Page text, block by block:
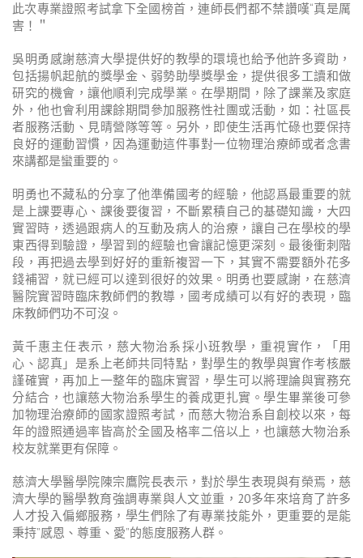
此次專業證照考試拿下全國榜首，連師長們都不禁讚嘆“真是厲
害！＂
吳明勇感謝慈濟大學提供好的教學的環境也給予他許多資助，
包括揚帆起航的獎學金、弱勢助學獎學金，提供很多工讀和做
研究的機會，讓他順利完成學業。在學期間，除了課業及家庭
外，他也會利用課餘期間參加服務性社團或活動，如：社區長
者服務活動、見晴營隊等等。另外，即使生活再忙碌也要保持
良好的運動習慣，因為運動這件事對一位物理治療師或者念書
來講都是蠻重要的。
明勇也不藏私的分享了他準備國考的經驗，他認爲最重要的就
是上課要專心、課後要復習，不斷累積自己的基礎知識，大四
實習時，透過跟病人的互動及病人的治療，讓自己在學校的學
東西得到驗證，學習到的經驗也會讓記憶更深刻。最後衝刺階
段，再把過去學到好好的重新複習一下，其實不需要額外花多
錢補習，就已經可以達到很好的效果。明勇也要感謝，在慈濟
醫院實習時臨床教師們的教導，國考成績可以有好的表現，臨
床教師們功不可沒。
黃千惠主任表示，慈大物治系採小班教學，重視實作，「用
心、認真」是系上老師共同特點，對學生的教學與實作考核嚴
謹確實，再加上一整年的臨床實習，學生可以將理論與實務充
分結合，也讓慈大物治系學生的養成更扎實。學生畢業後可參
加物理治療師的國家證照考試，而慈大物治系自創校以來，每
年的證照通過率皆高於全國及格率二倍以上，也讓慈大物治系
校友就業更有保障。
慈濟大學醫學院陳宗鷹院長表示，對於學生表現與有榮焉，慈
濟大學的醫學教育強調專業與人文並重，20多年來培育了許多
人才投入偏鄉服務，學生們除了有專業技能外，更重要的是能
秉持”感恩、尊重、愛”的態度服務人群。